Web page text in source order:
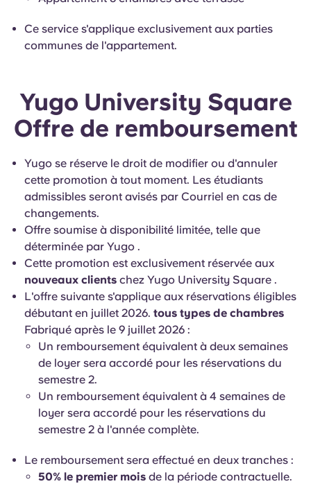
Ce service s'applique exclusivement aux parties
communes de l'appartement.
Yugo University Square
Offre de remboursement
Yugo se réserve le droit de modifier ou d'annuler
cette promotion à tout moment. Les étudiants
admissibles seront avisés par Courriel en cas de
changements.
Offre soumise à disponibilité limitée, telle que
déterminée par Yugo .
Cette promotion est exclusivement réservée aux
nouveaux clients chez Yugo University Square .
L'offre suivante s'applique aux réservations éligibles
débutant en juillet 2026. tous types de chambres
Fabriqué après le 9 juillet 2026 :
Un remboursement équivalent à deux semaines
de loyer sera accordé pour les réservations du
semestre 2.
Un remboursement équivalent à 4 semaines de
loyer sera accordé pour les réservations du
semestre 2 à l'année complète.
Le remboursement sera effectué en deux tranches :
50% le premier mois de la période contractuelle.